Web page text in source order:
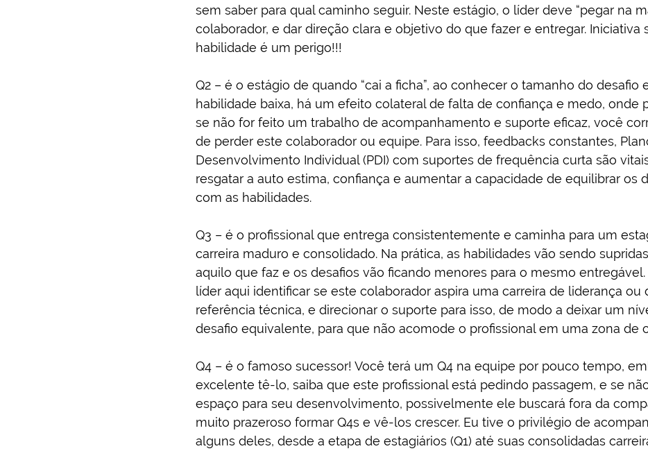
sem saber para qual caminho seguir. Neste estágio, o líder deve “pegar na
colaborador, e dar direção clara e objetivo do que fazer e entregar. Iniciativa
habilidade é um perigo!!!
Q2 – é o estágio de quando “cai a ficha”, ao conhecer o tamanho do desafio
habilidade baixa, há um efeito colateral de falta de confiança e medo, onde
se não for feito um trabalho de acompanhamento e suporte eficaz, você
de perder este colaborador ou equipe. Para isso, feedbacks constantes,
Desenvolvimento Individual (PDI) com suportes de frequência curta são
resgatar a auto estima, confiança e aumentar a capacidade de equilibrar os
com as habilidades.
Q3 – é o profissional que entrega consistentemente e caminha para um
carreira maduro e consolidado. Na prática, as habilidades vão sendo
aquilo que faz e os desafios vão ficando menores para o mesmo entregável.
líder aqui identificar se este colaborador aspira uma carreira de liderança ou
referência técnica, e direcionar o suporte para isso, de modo a deixar um
desafio equivalente, para que não acomode o profissional em uma zona de
Q4 – é o famoso sucessor! Você terá um Q4 na equipe por pouco tempo,
excelente tê-lo, saiba que este profissional está pedindo passagem, e se
espaço para seu desenvolvimento, possivelmente ele buscará fora da
muito prazeroso formar Q4s e vê-los crescer. Eu tive o privilégio de
alguns deles, desde a etapa de estagiários (Q1) até suas consolidadas